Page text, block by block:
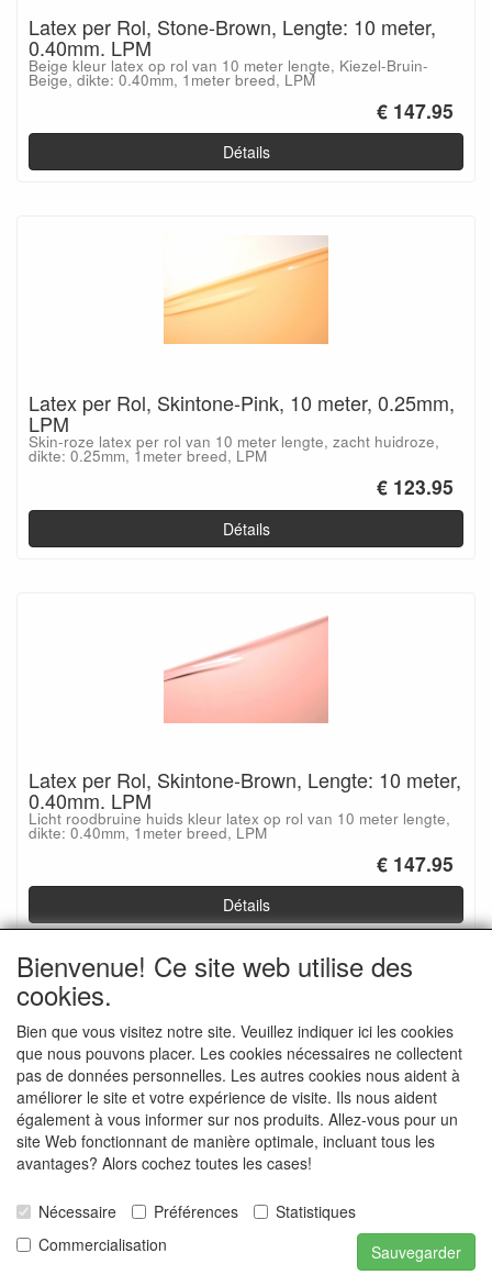
Latex per Rol, Stone-Brown, Lengte: 10 meter,
0.40mm. LPM
Beige kleur latex op rol van 10 meter lengte, Kiezel-Bruin-
Beige, dikte: 0.40mm, 1meter breed, LPM
€ 147.95
Détails
Latex per Rol, Skintone-Pink, 10 meter, 0.25mm,
LPM
Skin-roze latex per rol van 10 meter lengte, zacht huidroze,
dikte: 0.25mm, 1meter breed, LPM
€ 123.95
Détails
Latex per Rol, Skintone-Brown, Lengte: 10 meter,
0.40mm. LPM
Licht roodbruine huids kleur latex op rol van 10 meter lengte,
dikte: 0.40mm, 1meter breed, LPM
€ 147.95
Détails
Latex per Rol, Skintone-Yellow, Lengte: 10 meter,
0.40mm. LPM
0.40mm, 1meter breed, LPM
€ 147.95
Bienvenue! Ce site web utilise des
cookies.
Bien que vous visitez notre site. Veuillez indiquer ici les cookies
que nous pouvons placer. Les cookies nécessaires ne collectent
pas de données personnelles. Les autres cookies nous aident à
améliorer le site et votre expérience de visite. Ils nous aident
également à vous informer sur nos produits. Allez-vous pour un
site Web fonctionnant de manière optimale, incluant tous les
avantages? Alors cochez toutes les cases!
Nécessaire Préférences
Statistiques
Commercialisation
Sauvegarder